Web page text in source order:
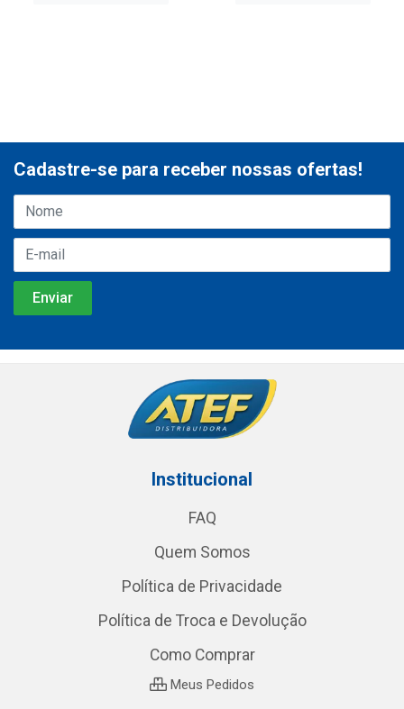
Cadastre-se para receber nossas ofertas!
Institucional
FAQ
Quem Somos
Política de Privacidade
Política de Troca e Devolução
Como Comprar
Meus Pedidos